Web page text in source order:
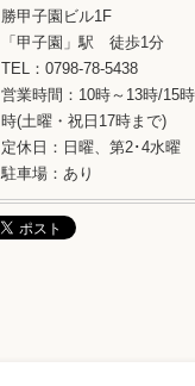
勝甲子園ビル1F
「甲子園」駅 徒歩1分
TEL：0798-78-5438
営業時間：10時～13時/15
時(土曜・祝日17時まで)
定休日：日曜、第2･4水曜
駐車場：あり